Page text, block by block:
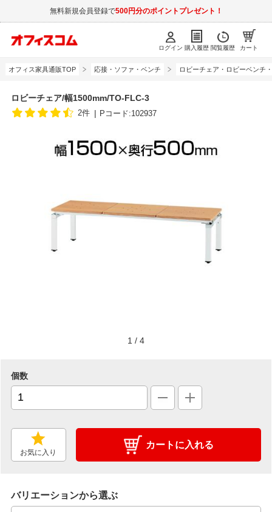
無料新規会員登録で500円分のポイントプレゼント！
ログイン 購入履歴 閲覧履歴 カート
オフィス家具通販TOP 応接・ソファ・ベンチ ロビーチェア・ロビーベンチ
ロビーチェア/幅1500mm/TO-FLC-3
2件 Pコード:102937
1 / 4
個数
お気に入り
カートに入れる
バリエーションから選ぶ